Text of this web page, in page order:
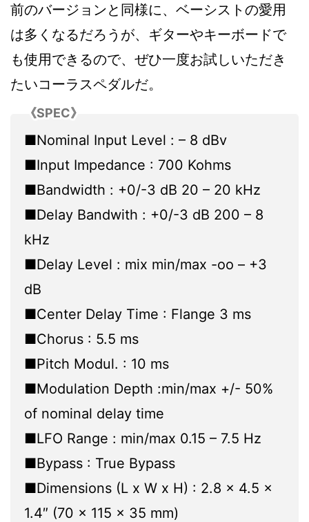
前のバージョンと同様に、ベーシストの愛用
は多くなるだろうが、ギターやキーボードで
も使用できるので、ぜひ一度お試しいただき
たいコーラスペダルだ。
《SPEC》
■Nominal Input Level : – 8 dBv
■Input Impedance : 700 Kohms
■Bandwidth : +0/-3 dB 20 – 20 kHz
■Delay Bandwith : +0/-3 dB 200 – 8
kHz
■Delay Level : mix min/max -oo – +3
dB
■Center Delay Time : Flange 3 ms
■Chorus : 5.5 ms
■Pitch Modul. : 10 ms
■Modulation Depth :min/max +/- 50%
of nominal delay time
■LFO Range : min/max 0.15 – 7.5 Hz
■Bypass : True Bypass
■Dimensions (L x W x H) : 2.8 x 4.5 x
1.4″ (70 x 115 x 35 mm)